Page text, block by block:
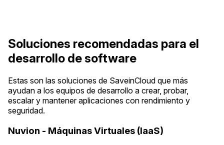
Soluciones recomendadas para el
desarrollo de software
Estas son las soluciones de SaveinCloud que más
ayudan a los equipos de desarrollo a crear, probar,
escalar y mantener aplicaciones con rendimiento y
seguridad.
Nuvion - Máquinas Virtuales (IaaS)